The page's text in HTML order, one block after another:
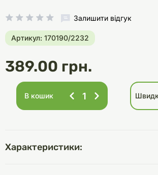
Залишити відгук
Артикул: 170190/2232
389.00 грн.
В кошик
Характеристики: